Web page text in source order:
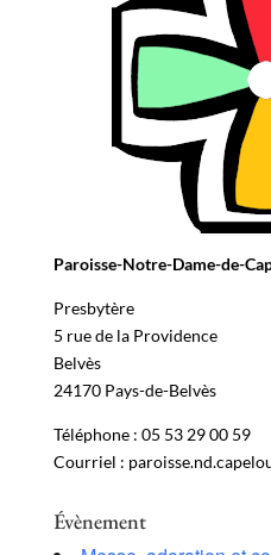
Paroisse-Notre-Dame-de-
Presbytère
5 rue de la Providence
Belvès
24170 Pays-de-Belvès
Téléphone : 05 53 29 00 59
Courriel :
Évènement